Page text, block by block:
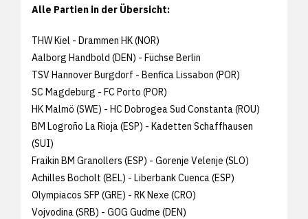
Alle Partien in der Übersicht:
THW Kiel - Drammen HK (NOR)
Aalborg Handbold (DEN) - Füchse Berlin
TSV Hannover Burgdorf - Benfica Lissabon (POR)
SC Magdeburg - FC Porto (POR)
HK Malmö (SWE) - HC Dobrogea Sud Constanta (ROU)
BM Logroño La Rioja (ESP) - Kadetten Schaffhausen
(SUI)
Fraikin BM Granollers (ESP) - Gorenje Velenje (SLO)
Achilles Bocholt (BEL) - Liberbank Cuenca (ESP)
Olympiacos SFP (GRE) - RK Nexe (CRO)
Vojvodina (SRB) - GOG Gudme (DEN)